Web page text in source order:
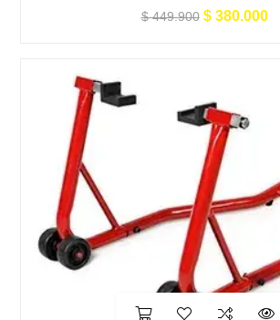
$449.900 $380.000